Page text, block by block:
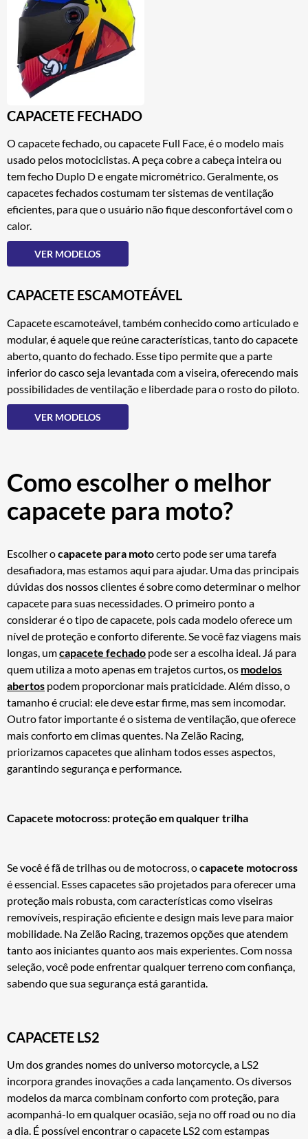
CAPACETE FECHADO
O capacete fechado, ou capacete Full Face, é o modelo mais
usado pelos motociclistas. A peça cobre a cabeça inteira ou
tem fecho Duplo D e engate micrométrico. Geralmente, os
capacetes fechados costumam ter sistemas de ventilação
eficientes, para que o usuário não fique desconfortável com o
calor.
VER MODELOS
CAPACETE ESCAMOTEÁVEL
Capacete escamoteável, também conhecido como articulado e
modular, é aquele que reúne características, tanto do capacete
aberto, quanto do fechado. Esse tipo permite que a parte
inferior do casco seja levantada com a viseira, oferecendo mais
possibilidades de ventilação e liberdade para o rosto do piloto.
VER MODELOS
Como escolher o melhor
capacete para moto?
Escolher ocapacete para motocerto pode ser uma tarefa
desafiadora, mas estamos aqui para ajudar. Uma das principais
dúvidas dos nossos clientes é sobre como determinar o melhor
capacete para suas necessidades. O primeiro ponto a
considerar é o tipo de capacete, pois cada modelo oferece um
nível de proteção e conforto diferente. Se você faz viagens mais
longas, umcapacete fechado pode ser a escolha ideal. Já para
quem utiliza a moto apenas em trajetos curtos, os modelos
abertos podem proporcionar mais praticidade. Além disso, o
tamanho é crucial: ele deve estar firme, mas sem incomodar.
Outro fator importante é o sistema de ventilação, que oferece
mais conforto em climas quentes. Na Zelão Racing,
priorizamos capacetes que alinham todos esses aspectos,
garantindo segurança e performance.
Capacete motocross: proteção em qualquer trilha
Se você é fã de trilhas ou de motocross, ocapacete motocross
é essencial. Esses capacetes são projetados para oferecer uma
proteção mais robusta, com características como viseiras
removíveis, respiração eficiente e design mais leve para maior
mobilidade. Na Zelão Racing, trazemos opções que atendem
tanto aos iniciantes quanto aos mais experientes. Com nossa
seleção, você pode enfrentar qualquer terreno com confiança,
sabendo que sua segurança está garantida.
CAPACETE LS2
Um dos grandes nomes do universo motorcycle, a LS2
incorpora grandes inovações a cada lançamento. Os diversos
modelos da marca combinam conforto com proteção, para
acompanhá-lo em qualquer ocasião, seja no off road ou no dia
a dia. É possível encontrar o capacete LS2 com estampas